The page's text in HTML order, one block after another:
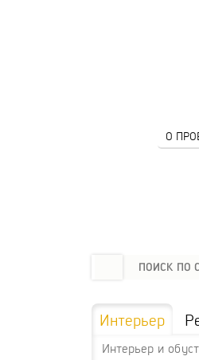
О
Интерьер
Интерьер и